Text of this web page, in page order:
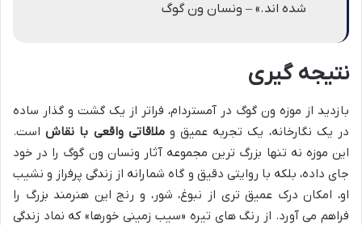
شده اند.» – ونسان ون گوگ
نتیجه گیری
بازدید از موزه ون گوگ در آمستردام، فراتر از یک گشت و گذار ساده
در یک نگارخانه، یک تجربه عمیق وملاقاتی واقعی با نقاشاست.
این موزه نه تنها بزرگ ترین مجموعه آثار ونسان ون گوگ را در خود
جای داده، بلکه با روایتی دقیق و گاه شمارانه از زندگی پرفراز و نشیب
او، امکان درک عمیق تری از نبوغ، شور، و رنج این هنرمند بزرگ را
فراهم می آورد. از رنگ های تیره «سیب زمینی خورها» که نماد زندگی